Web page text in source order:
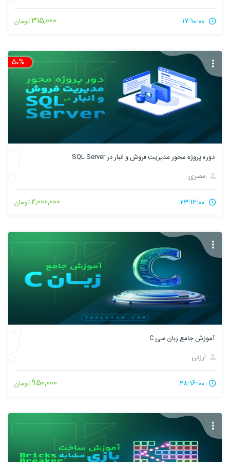
315,000تومان
50%
دوره پروژه محور مدیریت فروش و انبار در SQL Server
مصری
2,000,000تومان
آموزش جامع زبان سی C
ارزنی
950,000تومان